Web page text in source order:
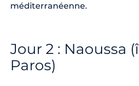
méditerranéenne.
Jour 2 : Naoussa
Paros)